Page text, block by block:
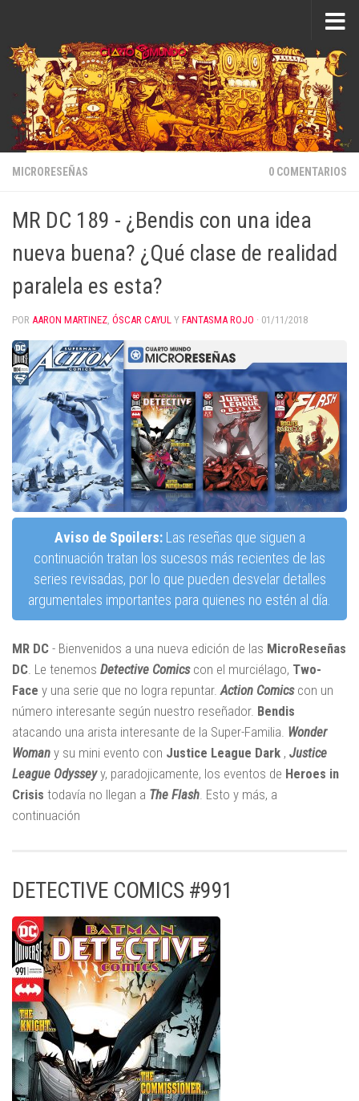
MICRORESEÑAS 0 COMENTARIOS
MR DC 189 - ¿Bendis con una idea
nueva buena? ¿Qué clase de realidad
paralela es esta?
POR AARON MARTINEZ, ÓSCAR CAYUL Y FANTASMA ROJO · 01/11/2018
Aviso de Spoilers:Las reseñas que siguen a
continuación tratan los sucesos más recientes de las
series revisadas, por lo que pueden desvelar detalles
argumentales importantes para quienes no estén al día.
MR DC - Bienvenidos a una nueva edición de las MicroReseñas
DC. Le tenemos Detective Comicscon el murciélago, Two-
Face y una serie que no logra repuntar.Action Comicscon un
número interesante según nuestro reseñador. Bendis
atacando una arista interesante de la Super-Familia. Wonder
Woman y su mini evento con Justice League Dark , Justice
League Odysseyy, paradojicamente, los eventos de Heroes in
Crisis todavía no llegan a The Flash. Esto y más, a
continuación
DETECTIVE COMICS #991